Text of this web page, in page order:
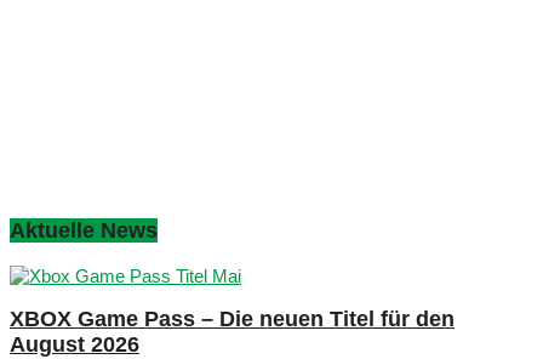
Aktuelle News
XBOX Game Pass – Die neuen Titel für den
August 2026